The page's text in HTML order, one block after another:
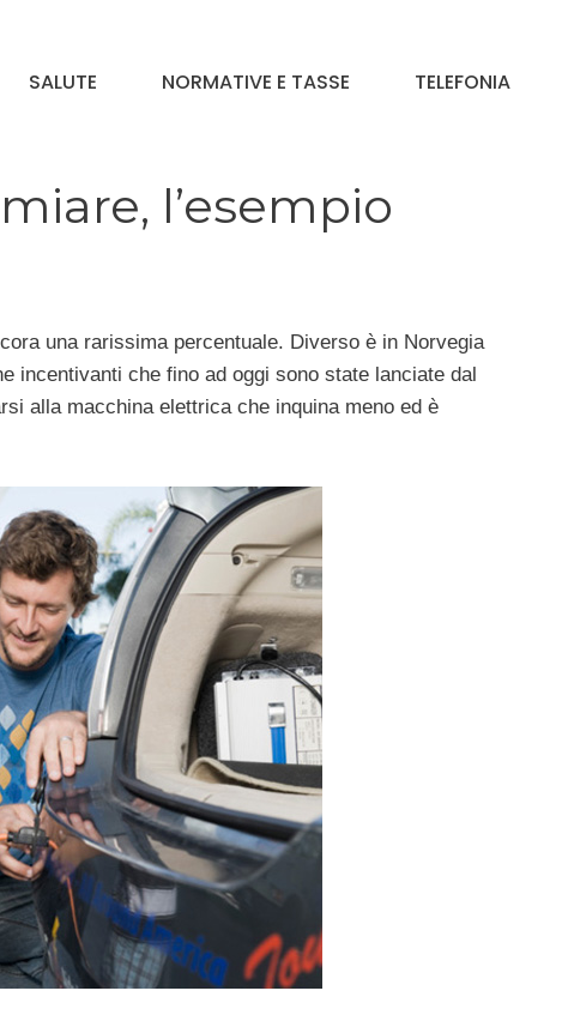
SALUTE NORMATIVE E TASSE TELEFONIA
l’esempio
una rarissima percentuale. Diverso è in Norvegia
incentivanti che fino ad oggi sono state lanciate dal
alla macchina elettrica che inquina meno ed è